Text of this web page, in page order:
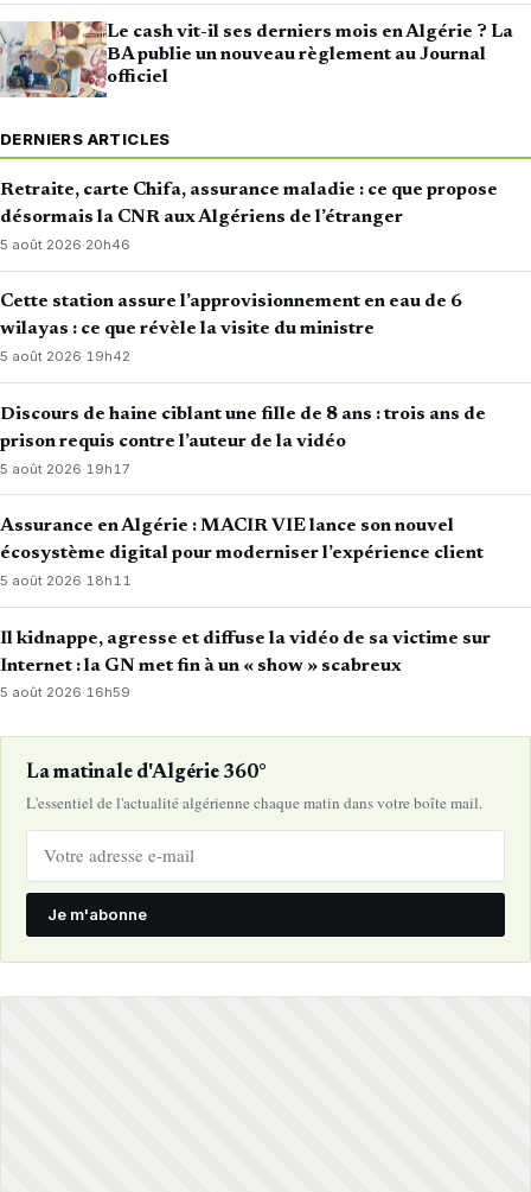
Le cash vit-il ses derniers mois en Algérie ? La
BA publie un nouveau règlement au Journal
officiel
DERNIERS ARTICLES
Retraite, carte Chifa, assurance maladie : ce que propose
désormais la CNR aux Algériens de l’étranger
5 août 2026·20h46
Cette station assure l’approvisionnement en eau de 6
wilayas : ce que révèle la visite du ministre
5 août 2026·19h42
Discours de haine ciblant une fille de 8 ans : trois ans de
prison requis contre l’auteur de la vidéo
5 août 2026· 19h17
Assurance en Algérie : MACIR VIE lance son nouvel
écosystème digital pour moderniser l’expérience client
5 août 2026·18h11
Il kidnappe, agresse et diffuse la vidéo de sa victime sur
Internet : la GN met fin à un « show » scabreux
5 août 2026·16h59
La matinale d'Algérie 360°
L'essentiel de l'actualité algérienne chaque matin dans votre boîte mail.
Je m'abonne